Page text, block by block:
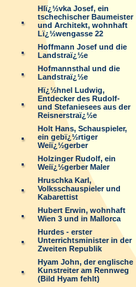
Hlï¿½vka Josef, ein
tschechischer Baumeister
und Architekt, wohnhaft
Lï¿½wengasse 22
Hoffmann Josef und die
Landstraï¿½e
Hofmannsthal und die
Landstraï¿½e
Hï¿½hnel Ludwig,
Entdecker des Rudolf-
und Stefaniesees aus der
Reisnerstraï¿½e
Holt Hans, Schauspieler,
ein gebï¿½rtiger
Weiï¿½gerber
Holzinger Rudolf, ein
Weiï¿½gerber Maler
Hruschka Karl,
Volksschauspieler und
Kabarettist
Hubert Erwin, wohnhaft
Wien 3 und in Mallorca
Hurdes - erster
Unterrichtsminister in der
Zweiten Republik
Hyam John, der englische
Kunstreiter am Rennweg
(Bild Hyam fehlt)